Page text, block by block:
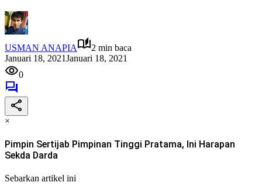
USMAN ANAPIA
2 min baca
Januari 18, 2021Januari 18, 2021
0
×
Pimpin Sertijab Pimpinan Tinggi Pratama, Ini Harapan
Sekda Darda
Sebarkan artikel ini